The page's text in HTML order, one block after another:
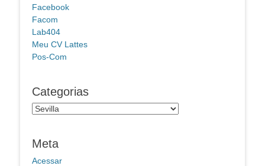
Facebook
Facom
Lab404
Meu CV Lattes
Pos-Com
Categorias
Categorias
Meta
Acessar